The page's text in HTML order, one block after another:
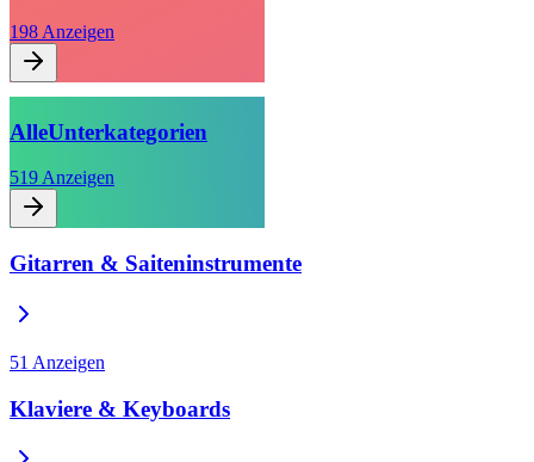
198 Anzeigen
AlleUnterkategorien
519Anzeigen
Gitarren & Saiteninstrumente
51 Anzeigen
Klaviere & Keyboards